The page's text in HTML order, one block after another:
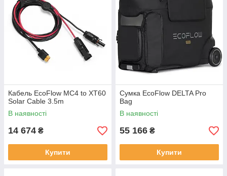
Кабель EcoFlow MC4 to XT60
Solar Cable 3.5m
В наявності
14 674 ₴
Купити
Сумка EcoFlow DELTA Pro
Bag
В наявності
55 166 ₴
Купити